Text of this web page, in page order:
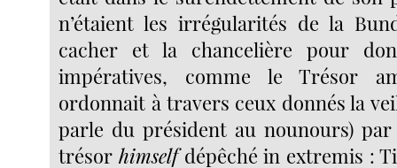
n’étaient les irrégularités de la
cacher et la chancelière pour
impératives, comme le Trésor
ordonnait à travers ceux donnés la
parle du président au nounours)
trésor himselfdépêché in extremis :